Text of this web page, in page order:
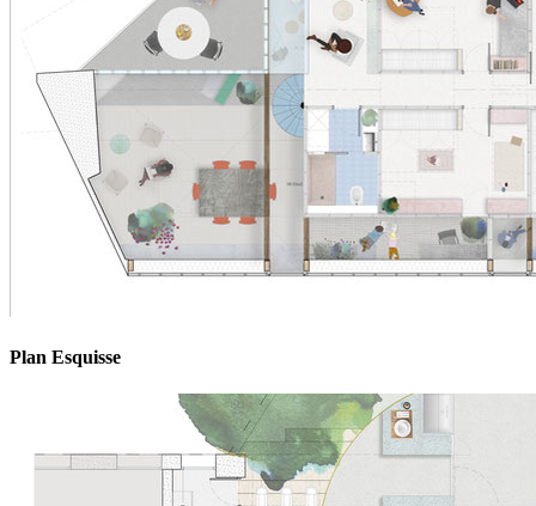
Plan Esquisse